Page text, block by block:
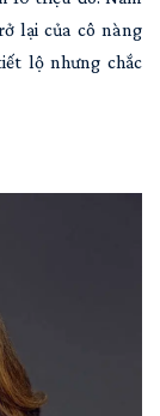
lại của cô nàng
lộ nhưng chắc